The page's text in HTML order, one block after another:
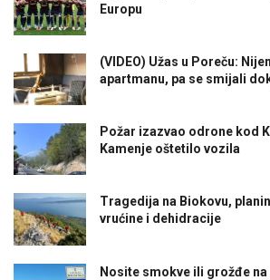
Europu
(VIDEO) Užas u Poreču:
apartmanu, pa se smijali
Požar izazvao odrone kod
Kamenje oštetilo vozila
Tragedija na Biokovu,
vrućine i dehidracije
Nosite smokve ili grožđe